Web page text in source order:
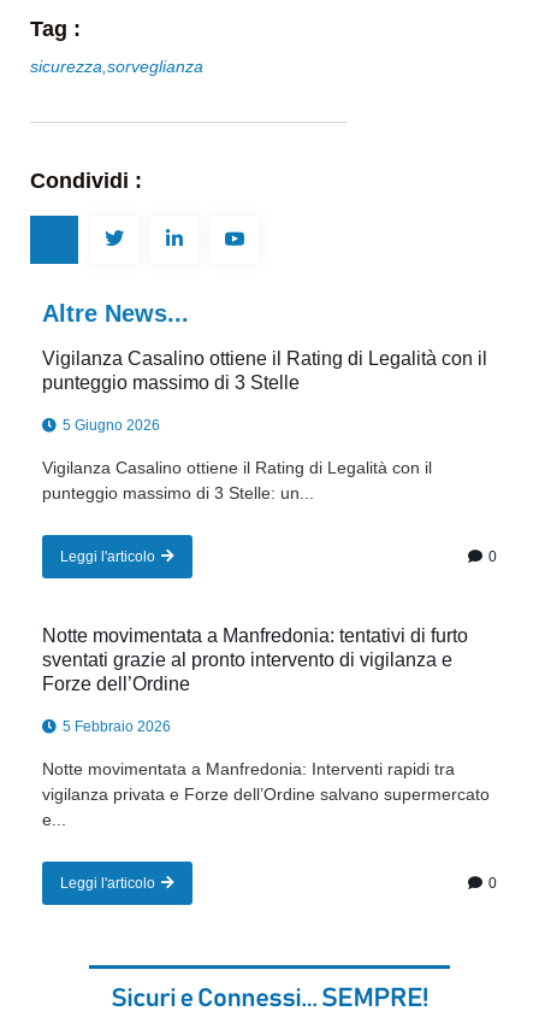
Tag :
sicurezza sorveglianza
Condividi :
Altre News...
Vigilanza Casalino ottiene il Rating di Legalità con il
punteggio massimo di 3 Stelle
5 Giugno 2026
Vigilanza Casalino ottiene il Rating di Legalità con il
punteggio massimo di 3 Stelle: un...
Leggi l'articolo 0
Notte movimentata a Manfredonia: tentativi di furto
sventati grazie al pronto intervento di vigilanza e
Forze dell’Ordine
5 Febbraio 2026
Notte movimentata a Manfredonia: Interventi rapidi tra
vigilanza privata e Forze dell’Ordine salvano supermercato
e...
Leggi l'articolo 0